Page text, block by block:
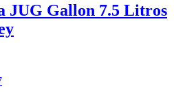
JUG Gallon 7.5 Litros